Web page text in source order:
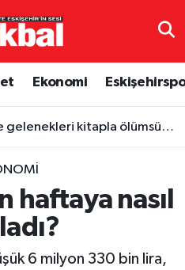
Ekonomi
kitapla ölümsüzleşti
haftaya nasıl
6 milyon 330 bin lira,
Durumu ve Fikstür